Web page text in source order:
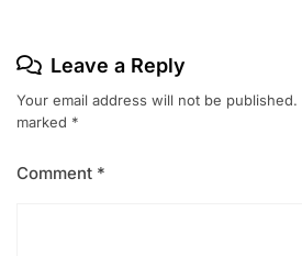
Leave a Reply
Your email address will not be published.
marked *
Comment *